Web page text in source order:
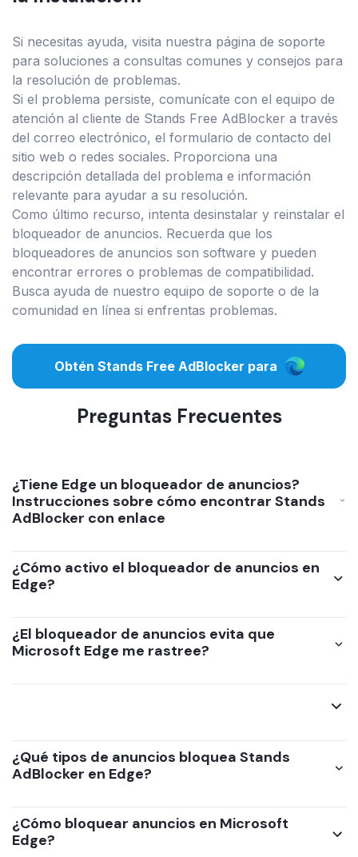
Si necesitas ayuda, visita nuestra página de soporte
para soluciones a consultas comunes y consejos para
la resolución de problemas.
Si el problema persiste, comunícate con el equipo de
atención al cliente de Stands Free AdBlocker a través
del correo electrónico, el formulario de contacto del
sitio web o redes sociales. Proporciona una
descripción detallada del problema e información
relevante para ayudar a su resolución.
Como último recurso, intenta desinstalar y reinstalar el
bloqueador de anuncios. Recuerda que los
bloqueadores de anuncios son software y pueden
encontrar errores o problemas de compatibilidad.
Busca ayuda de nuestro equipo de soporte o de la
comunidad en línea si enfrentas problemas.
Obtén Stands Free AdBlocker para
Preguntas Frecuentes
¿Tiene Edge un bloqueador de anuncios?
Instrucciones sobre cómo encontrar Stands
AdBlocker con enlace
¿Cómo activo el bloqueador de anuncios en
Edge?
¿El bloqueador de anuncios evita que
Microsoft Edge me rastree?
¿Qué tipos de anuncios bloquea Stands
AdBlocker en Edge?
¿Cómo bloquear anuncios en Microsoft
Edge?